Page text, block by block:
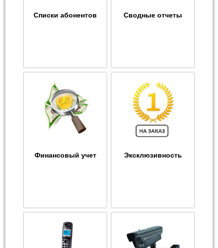
Списки абонентов Сводные отчеты
Финансовый учет Эксклюзивность